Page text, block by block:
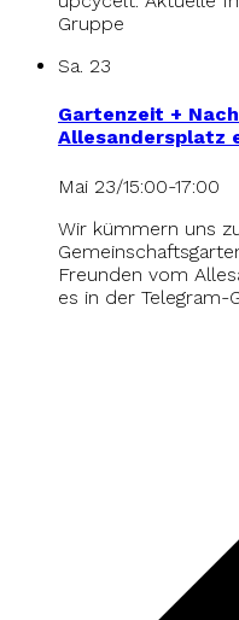
Gruppe
Sa. 23
Gartenzeit +
Allesandersplatz
Mai 23/15:00-17:00
Wir kümmern uns
Freunden vom
es in der Telegram-